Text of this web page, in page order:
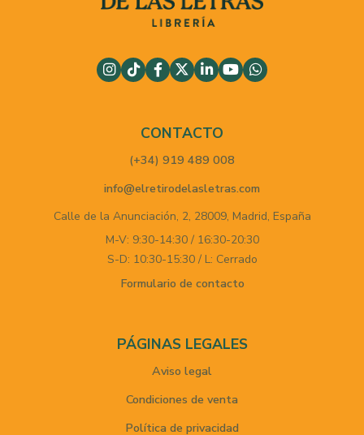
CONTACTO
(+34) 919 489 008
info@elretirodelasletras.com
Calle de la Anunciación, 2, 28009, Madrid, España
M-V: 9:30-14:30 / 16:30-20:30
S-D: 10:30-15:30 / L: Cerrado
Formulario de contacto
PÁGINAS LEGALES
Aviso legal
Condiciones de venta
Política de privacidad